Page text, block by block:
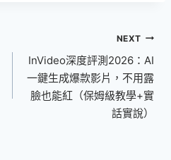
NEXT
InVideo深度評測2026：AI
一鍵生成爆款影片，不用露
臉也能紅（保姆級教學+實
話實說）